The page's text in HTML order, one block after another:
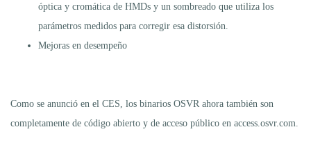
óptica y cromática de HMDs y un sombreado que utiliza los
parámetros medidos para corregir esa distorsión.
Mejoras en desempeño
Como se anunció en el CES, los binarios OSVR ahora también son
completamente de código abierto y de acceso público en access.osvr.com.